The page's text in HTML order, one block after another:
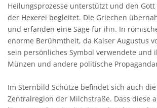
Heilungsprozesse unterstützt und den
der Hexerei begleitet. Die Griechen
und erfanden eine Sage für ihn. In
enorme Berühmtheit, da Kaiser Augustus
sein persönliches Symbol verwendete und
Münzen und andere politische
Im Sternbild Schütze befindet sich auch
Zentralregion der Milchstraße. Dass diese